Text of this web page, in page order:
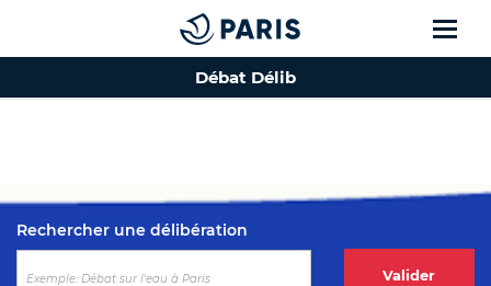
Top of the page
Débat Délib
Rechercher une délibération
Valider